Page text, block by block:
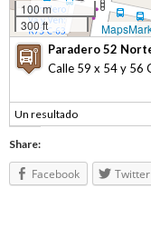
100 m
300 ft
Paradero 52
Calle 59 x 54 y 56
Un resultado
Share:
Facebook Twitter